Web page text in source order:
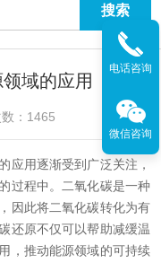
域的应用
：1465
用逐渐受到广泛关注，
过程中。二氧化碳是一种
因此将二氧化碳转化为有
还原不仅可以帮助减缓温
，推动能源领域的可持续
电话咨询
微信咨询